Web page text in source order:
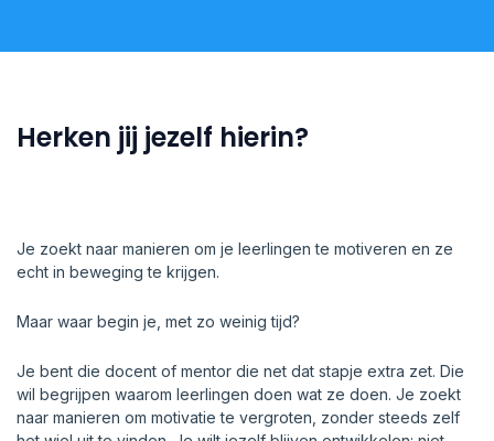
Herken jij jezelf hierin?
Je zoekt naar manieren om je leerlingen te motiveren en ze
echt in beweging te krijgen.
Maar waar begin je, met zo weinig tijd?
Je bent die docent of mentor die net dat stapje extra zet. Die
wil begrijpen waarom leerlingen doen wat ze doen. Je zoekt
naar manieren om motivatie te vergroten, zonder steeds zelf